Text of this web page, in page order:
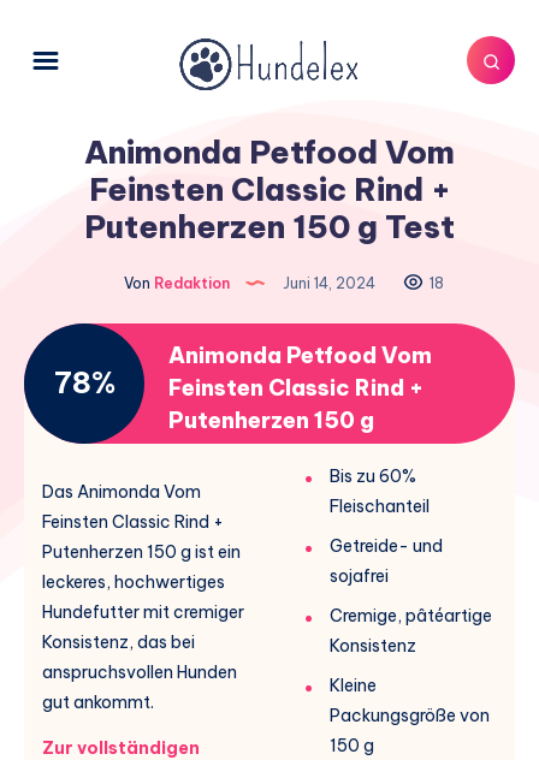
Animonda Petfood Vom
Feinsten Classic Rind +
Putenherzen 150 g Test
Von Redaktion Juni 14, 2024 18
78%
Animonda Petfood Vom
Feinsten Classic Rind +
Putenherzen 150 g
Das Animonda Vom
Feinsten Classic Rind +
Putenherzen 150 g ist ein
leckeres, hochwertiges
Hundefutter mit cremiger
Konsistenz, das bei
anspruchsvollen Hunden
gut ankommt.
Zur vollständigen
Bis zu 60%
Fleischanteil
Getreide- und
sojafrei
Cremige, pâtéartige
Konsistenz
Kleine
Packungsgröße von
150 g